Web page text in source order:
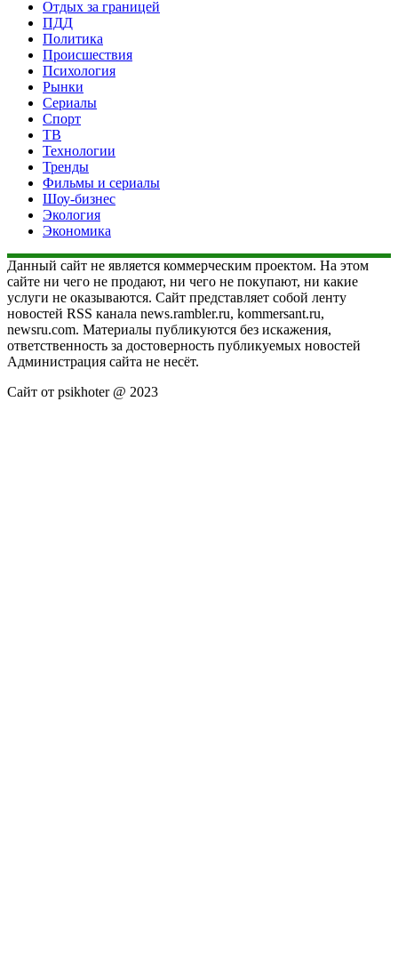
Отдых за границей
ПДД
Политика
Происшествия
Психология
Рынки
Сериалы
Спорт
ТВ
Технологии
Тренды
Фильмы и сериалы
Шоу-бизнес
Экология
Экономика
Данный сайт не является коммерческим проектом. На этом
сайте ни чего не продают, ни чего не покупают, ни какие
услуги не оказываются. Сайт представляет собой ленту
новостей RSS канала news.rambler.ru, kommersant.ru,
newsru.com. Материалы публикуются без искажения,
ответственность за достоверность публикуемых новостей
Администрация сайта не несёт.
Сайт от psikhoter @ 2023